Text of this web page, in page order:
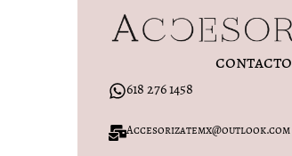
contacto
618 276 1458
Accesorizatemx@outlook.com